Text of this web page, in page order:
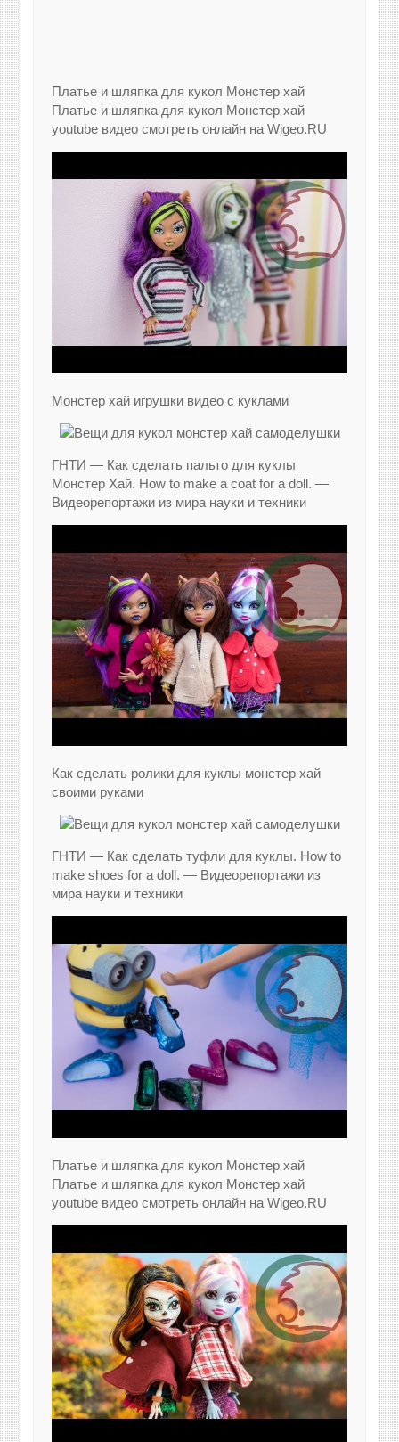
Платье и шляпка для кукол Монстер хай
Платье и шляпка для кукол Монстер хай
youtube видео смотреть онлайн на Wigeo.RU
Монстер хай игрушки видео с куклами
ГНТИ — Как сделать пальто для куклы
Монстер Хай. How to make a coat for a doll. —
Видеорепортажи из мира науки и техники
Как сделать ролики для куклы монстер хай
своими руками
ГНТИ — Как сделать туфли для куклы. How to
make shoes for a doll. — Видеорепортажи из
мира науки и техники
Платье и шляпка для кукол Монстер хай
Платье и шляпка для кукол Монстер хай
youtube видео смотреть онлайн на Wigeo.RU